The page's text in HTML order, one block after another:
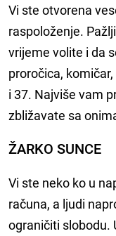
Vi ste otvorena
raspoloženje.
vrijeme volite i da
proročica,
i 37. Najviše vam
zbližavate sa
ŽARKO SUNCE
Vi ste neko ko u
računa, a ljudi
ograničiti slobodu.